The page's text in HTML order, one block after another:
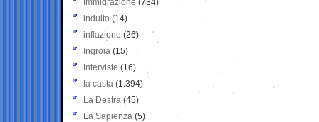
Immigrazione (734)
indulto (14)
inflazione (26)
Ingroia (15)
Interviste (16)
la casta (1.394)
La Destra (45)
La Sapienza (5)